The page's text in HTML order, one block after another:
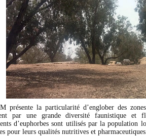
présente la particularité d’englober des
par une grande diversité faunistique et
d’euphorbes sont utilisés par la population
pour leurs qualités nutritives et pharmaceutiques.